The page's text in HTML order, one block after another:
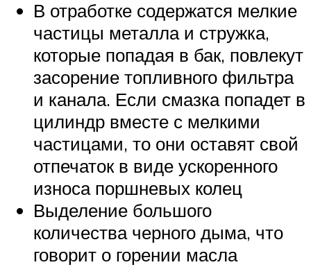
В отработке содержатся мелкие
частицы металла и стружка,
которые попадая в бак, повлекут
засорение топливного фильтра
и канала. Если смазка попадет в
цилиндр вместе с мелкими
частицами, то они оставят свой
отпечаток в виде ускоренного
износа поршневых колец
Выделение большого
количества черного дыма, что
говорит о горении масла